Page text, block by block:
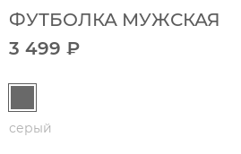
ФУТБОЛКА МУЖСКАЯ
3 499 ₽
серый